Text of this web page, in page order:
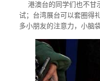
港澳台的同学们也不甘
试；台湾展台可以套圈得
多小朋友的注意力，小脑